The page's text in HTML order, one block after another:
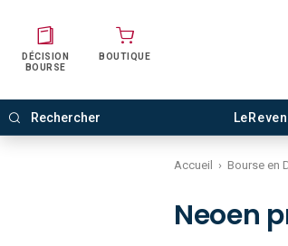
DÉCISION
BOURSE
BOUTIQUE
Accueil › Bourse en
Neoen